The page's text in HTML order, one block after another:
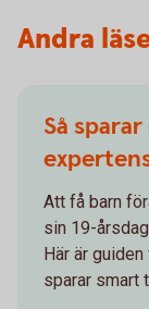
Andra
Så
Att få barn
sin 19-
Här är
sparar smart